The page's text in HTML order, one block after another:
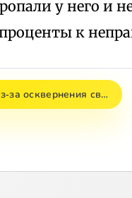
у него и
к
осквернения св…